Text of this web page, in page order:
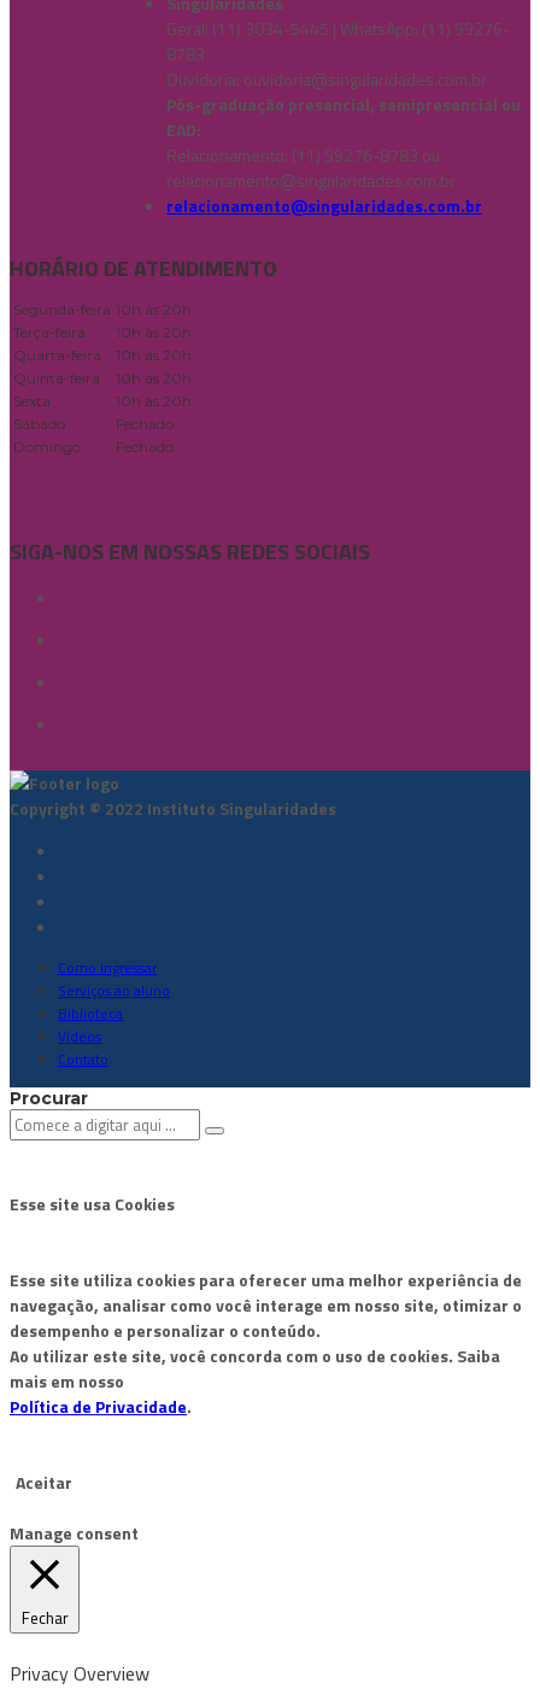
Geral: (11) 3034-5445 | WhatsApp: (11) 99276-
8783
Ouvidoria: ouvidoria@singularidades.com.br
Pós-graduação presencial, semipresencial ou
EAD:
Relacionamento: (11) 99276-8783 ou
relacionamento@singularidades.com.br
relacionamento@singularidades.com.br
HORÁRIO DE ATENDIMENTO
Segunda-feira 10h às 20h
Terça-feira
10h às 20h
Quarta-feira
10h às 20h
Quinta-feira
10h às 20h
Sexta
10h às 20h
Sábado
Fechado
Domingo
Fechado
SIGA-NOS EM NOSSAS REDES SOCIAIS
Copyright © 2022 Instituto Singularidades
Como ingressar
Serviços ao aluno
Biblioteca
Vídeos
Contato
Procurar
Esse site usa Cookies
Esse site utiliza cookies para oferecer uma melhor experiência de
navegação, analisar como você interage em nosso site, otimizar o
desempenho e personalizar o conteúdo.
Ao utilizar este site, você concorda com o uso de cookies. Saiba
mais em nosso
Política de Privacidade.
Aceitar
Manage consent
Fechar
Privacy Overview